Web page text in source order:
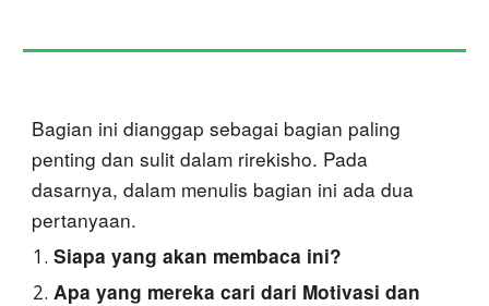
Bagian ini dianggap sebagai bagian paling
penting dan sulit dalam rirekisho. Pada
dasarnya, dalam menulis bagian ini ada dua
pertanyaan.
Siapa yang akan membaca ini?
Apa yang mereka cari dari Motivasi dan